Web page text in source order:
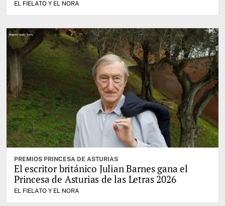
EL FIELATO Y EL NORA
PREMIOS PRINCESA DE ASTURIAS
El escritor británico Julian Barnes gana el
Princesa de Asturias de las Letras 2026
EL FIELATO Y EL NORA